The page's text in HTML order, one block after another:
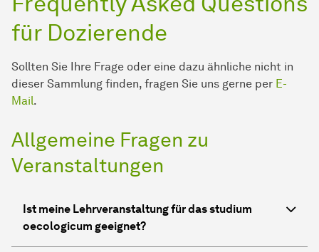
für Dozierende
Sollten Sie Ihre Frage oder eine dazu ähnliche nicht in
dieser Sammlung finden, fragen Sie uns gerne per E-
Mail.
Allgemeine Fragen zu
Veranstaltungen
Ist meine Lehrveranstaltung für das studium
oecologicum geeignet?